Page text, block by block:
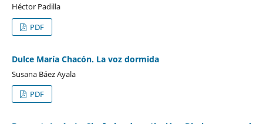
Héctor Padilla
PDF
Dulce María Chacón. La voz dormida
Susana Báez Ayala
PDF